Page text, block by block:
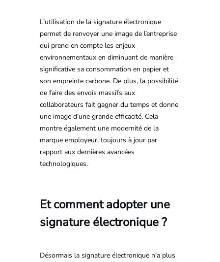
L’utilisation de la signature électronique
permet de renvoyer une image de l’entreprise
qui prend en compte les enjeux
environnementaux en diminuant de manière
significative sa consommation en papier et
son empreinte carbone. De plus, la possibilité
de faire des envois massifs aux
collaborateurs fait gagner du temps et donne
une image d’une grande efficacité. Cela
montre également une modernité de la
marque employeur, toujours à jour par
rapport aux dernières avancées
technologiques.
Et comment adopter une
signature électronique ?
Désormais la signature électronique n’a plus